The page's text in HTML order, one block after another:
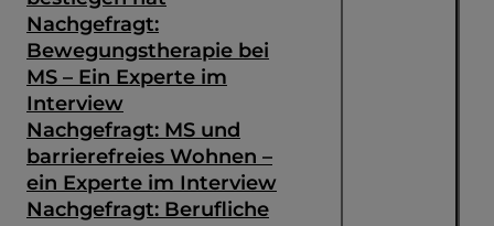
Nachgefragt:
Bewegungstherapie bei
MS – Ein Experte im
Interview
Nachgefragt: MS und
barrierefreies Wohnen –
ein Experte im Interview
Nachgefragt: Berufliche